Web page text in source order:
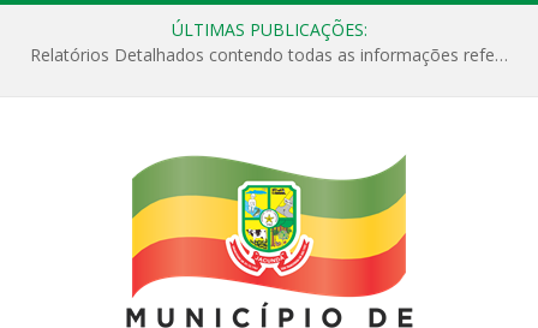
ÚLTIMAS PUBLICAÇÕES:
Relatórios Detalhados contendo todas as informações referentes a execução de recursos destinados ao fomento de projetos culturais no Município de Jacundá entre os anos de 2022 ao presente ano de 2026.